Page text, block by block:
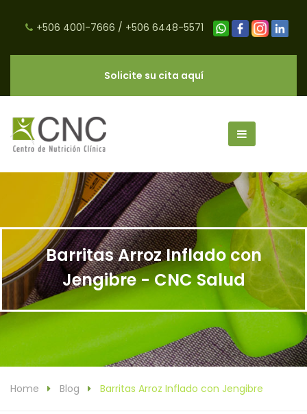
+506 4001-7666 / +506 6448-5571
Solicite su cita aquí
Barritas Arroz Inflado con
Jengibre - CNC Salud
Home Blog Barritas Arroz Inflado con Jengibre